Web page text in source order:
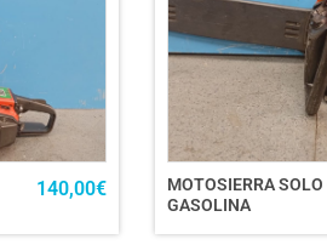
140,00€
MOTOSIERRA
GASOLINA